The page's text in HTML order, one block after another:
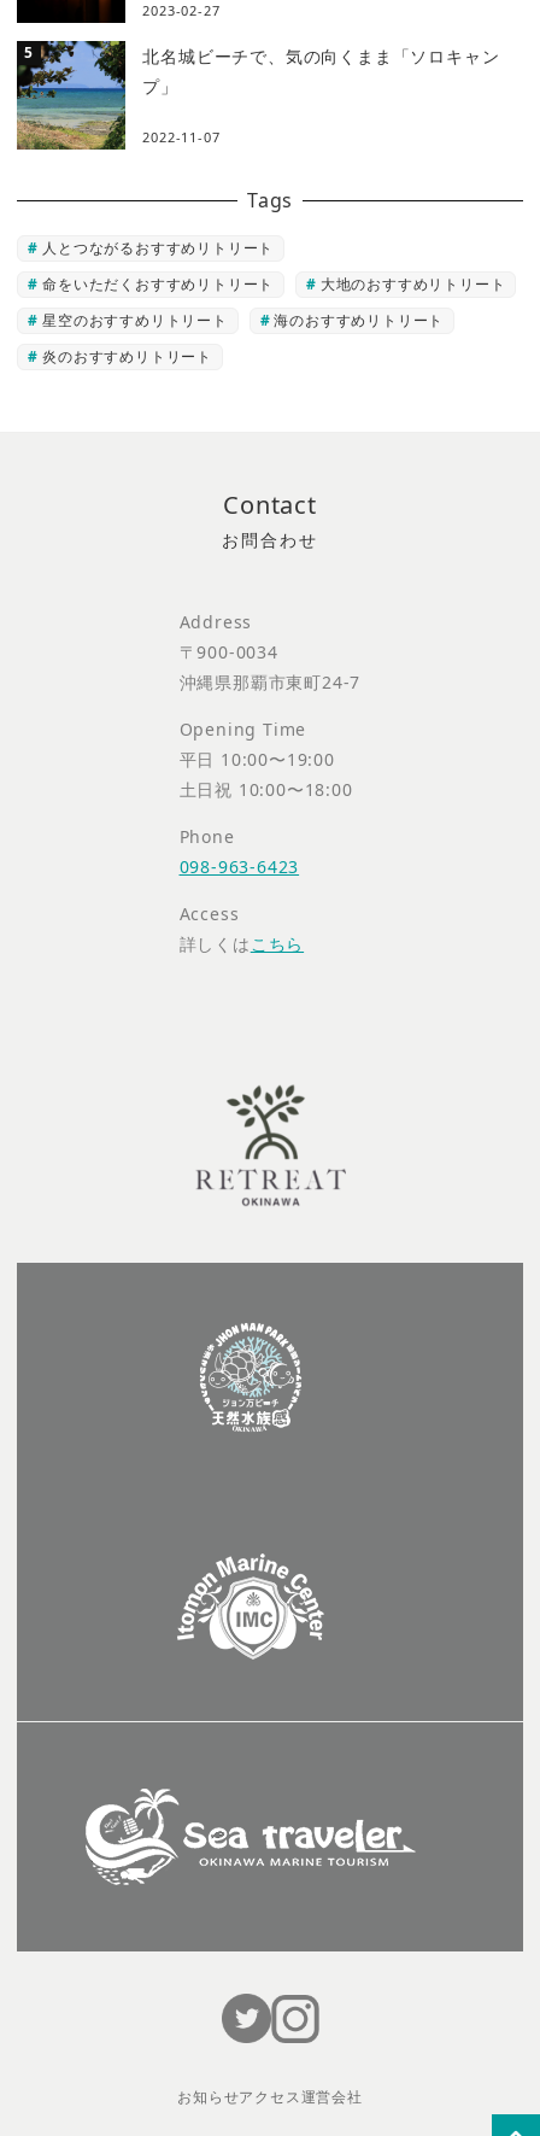
2023-02-27
北名城ビーチで、気の向くまま「ソロキャン
プ」
2022-11-07
Tags
人とつながるおすすめリトリート
命をいただくおすすめリトリート
大地のおすすめリトリート
星空のおすすめリトリート
海のおすすめリトリート
炎のおすすめリトリート
Contact
Address
〒900-0034
沖縄県那覇市東町24-7
Opening Time
平日 10:00〜19:00
土日祝 10:00〜18:00
Phone
098-963-6423
Access
詳しくはこちら
お知らせアクセス運営会社